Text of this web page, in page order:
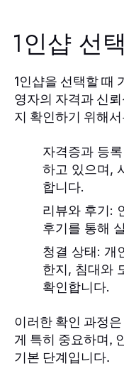
1인샵 선
1인샵을 선택할 때
영자의 자격과 신
지 확인하기 위해
자격증과 등
하고 있으며,
합니다.
리뷰와 후기:
후기를 통해
청결 상태: 개
한지, 침대와
확인합니다.
이러한 확인 과정은
게 특히 중요하며,
기본 단계입니다.